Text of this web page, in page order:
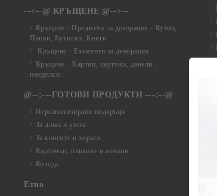
--<--@ КРЪЩЕНЕ @-->--
Кръщене - Предмети за декорация - Кутии,
Папки, Бутилки, Книги
Кръщене - Елементи за декорация
Кръщене - Хартии, картони, данели ,
панделки
@--:---ГОТОВИ ПРОДУКТИ ---:--@
Персанализирани подаръци
За дома и уюта
За книгите и хората
Картички, пликове и покани
Коледа
Етно